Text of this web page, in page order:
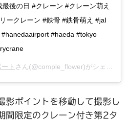
後の日 #クレーン #クレーン萌え
ークレーン #鉄骨 #鉄骨萌え #jal
#haeda #tokyo
ト さん(@comple_flower)がシェアした投稿 –
影ポイントを移動して撮影し
間限定のクレーン付き第2タ